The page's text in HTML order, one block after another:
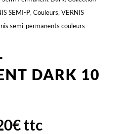
SEMI-P, Couleurs, VERNIS
semi-permanents couleurs
DARK 10
€ttc